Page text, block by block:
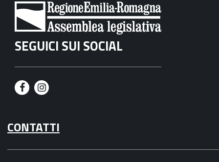
SEGUICI SUI SOCIAL
F
c
e
I
s
t
CONTATTI